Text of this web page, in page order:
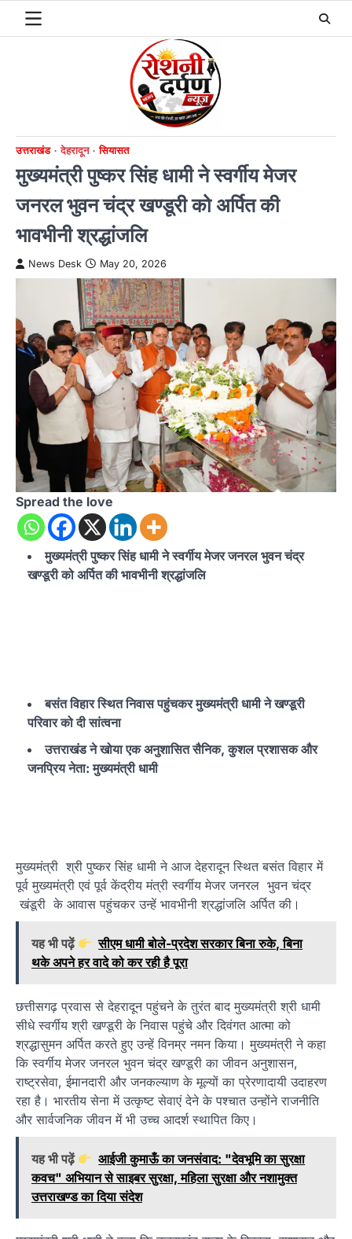
उत्तराखंड देहरादून सियासत
मुख्यमंत्री पुष्कर सिंह धामी ने स्वर्गीय मेजर
जनरल भुवन चंद्र खण्डूरी को अर्पित की
भावभीनी श्रद्धांजलि
News Desk May 20, 2026
Spread the love
मुख्यमंत्री पुष्कर सिंह धामी ने स्वर्गीय मेजर जनरल भुवन चंद्र
खण्डूरी को अर्पित की भावभीनी श्रद्धांजलि
बसंत विहार स्थित निवास पहुंचकर मुख्यमंत्री धामी ने खण्डूरी
परिवार को दी सांत्वना
उत्तराखंड ने खोया एक अनुशासित सैनिक, कुशल प्रशासक और
जनप्रिय नेता: मुख्यमंत्री धामी
मुख्यमंत्री श्री पुष्कर सिंह धामी ने आज देहरादून स्थित बसंत विहार में
पूर्व मुख्यमंत्री एवं पूर्व केंद्रीय मंत्री स्वर्गीय मेजर जनरल भुवन चंद्र
खंडूरी के आवास पहुंचकर उन्हें भावभीनी श्रद्धांजलि अर्पित की।
यह भी पढ़ें
सीएम धामी बोले-प्रदेश सरकार बिना रुके, बिना
थके अपने हर वादे को कर रही है पूरा
छत्तीसगढ़ प्रवास से देहरादून पहुंचने के तुरंत बाद मुख्यमंत्री श्री धामी
सीधे स्वर्गीय श्री खण्डूरी के निवास पहुंचे और दिवंगत आत्मा को
श्रद्धासुमन अर्पित करते हुए उन्हें विनम्र नमन किया। मुख्यमंत्री ने कहा
कि स्वर्गीय मेजर जनरल भुवन चंद्र खण्डूरी का जीवन अनुशासन,
राष्ट्रसेवा, ईमानदारी और जनकल्याण के मूल्यों का प्रेरणादायी उदाहरण
रहा है। भारतीय सेना में उत्कृष्ट सेवाएं देने के पश्चात उन्होंने राजनीति
और सार्वजनिक जीवन में भी उच्च आदर्श स्थापित किए।
यह भी पढ़ें
आईजी कुमाऊँ का जनसंवाद: "देवभूमि का सुरक्षा
कवच" अभियान से साइबर सुरक्षा, महिला सुरक्षा और नशामुक्त
उत्तराखण्ड का दिया संदेश